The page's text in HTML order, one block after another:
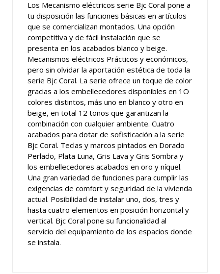
Los Mecanismo eléctricos serie Bjc Coral pone a
tu disposición las funciones básicas en artículos
que se comercializan montados. Una opción
competitiva y de fácil instalación que se
presenta en los acabados blanco y beige.
Mecanismos eléctricos Prácticos y económicos,
pero sin olvidar la aportación estética de toda la
serie Bjc Coral. La serie ofrece un toque de color
gracias a los embellecedores disponibles en 1O
colores distintos, más uno en blanco y otro en
beige, en total 12 tonos que garantizan la
combinación con cualquier ambiente. Cuatro
acabados para dotar de sofisticación a la serie
Bjc Coral. Teclas y marcos pintados en Dorado
Perlado, Plata Luna, Gris Lava y Gris Sombra y
los embellecedores acabados en oro y níquel.
Una gran variedad de funciones para cumplir las
exigencias de comfort y seguridad de la vivienda
actual. Posibilidad de instalar uno, dos, tres y
hasta cuatro elementos en posición horizontal y
vertical. Bjc Coral pone su funcionalidad al
servicio del equipamiento de los espacios donde
se instala.